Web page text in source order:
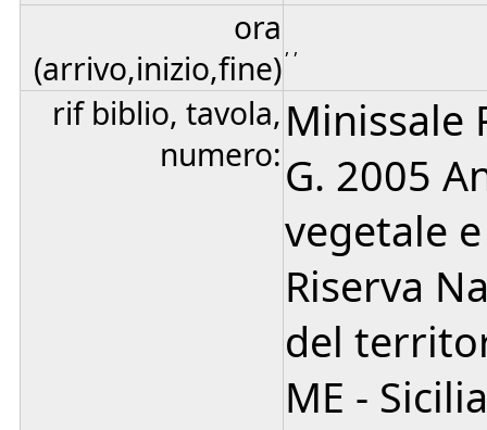
ora
(arrivo,inizio,fine), ,
rif biblio, tavola,
numero:
Minissale
G. 2005
vegetale
Riserva
del
ME -